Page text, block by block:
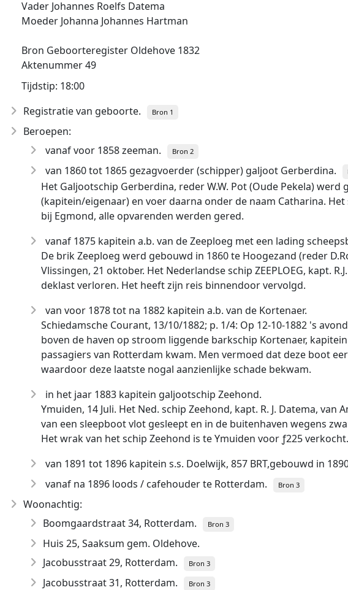
Vader Johannes Roelfs Datema
Moeder Johanna Johannes Hartman
Bron Geboorteregister Oldehove 1832
Aktenummer 49
Tijdstip: 18:00
Registratie van geboorte.
Bron 1
Beroepen:
vanaf voor 1858 zeeman.
Bron 2
van 1860 tot 1865 gezagvoerder (schipper) galjoot Gerberdina.
Het Galjootschip Gerberdina, reder W.W. Pot (Oude Pekela)
(kapitein/eigenaar) en voer daarna onder de naam Catharina.
bij Egmond, alle opvarenden werden gered.
vanaf 1875 kapitein a.b. van de Zeeploeg met een lading
De brik Zeeploeg werd gebouwd in 1860 te Hoogezand (reder
Vlissingen, 21 oktober. Het Nederlandse schip ZEEPLOEG, kapt.
deklast verloren. Het heeft zijn reis binnendoor vervolgd.
van voor 1878 tot na 1882 kapitein a.b. van de Kortenaer.
Schiedamsche Courant, 13/10/1882; p. 1/4: Op 12-10-1882 's
boven de haven op stroom liggende barkschip Kortenaer,
passagiers van Rotterdam kwam. Men vermoed dat deze boot
waardoor deze laatste nogal aanzienlijke schade bekwam.
in het jaar 1883 kapitein galjootschip Zeehond.
Ymuiden, 14 Juli. Het Ned. schip Zeehond, kapt. R. J. Datema,
van een sleepboot vlot gesleept en in de buitenhaven wegens
Het wrak van het schip Zeehond is te Ymuiden voor ƒ225
van 1891 tot 1896 kapitein s.s. Doelwijk, 857 BRT,gebouwd in
vanaf na 1896 loods / cafehouder te Rotterdam. Bron 3
Woonachtig:
Boomgaardstraat 34, Rotterdam.
Bron 3
Huis 25, Saaksum gem. Oldehove.
Jacobusstraat 29, Rotterdam.
Bron 3
Jacobusstraat 31, Rotterdam. Bron 3